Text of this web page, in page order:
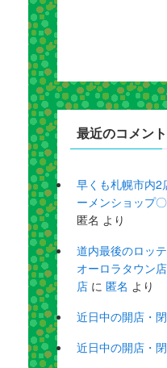
最近のコメント
早くも札幌市内2
ーメンショップ
匿名 より
道内最後のロッ
オーロラタウン
店 に 匿名 より
近日中の開店・
近日中の開店・